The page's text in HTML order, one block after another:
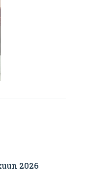
2026